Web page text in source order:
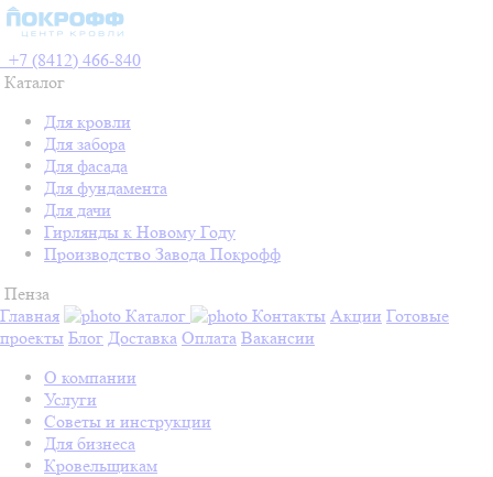
+7 (8412) 466-840
Каталог
Для кровли
Для забора
Для фасада
Для фундамента
Для дачи
Гирлянды к Новому Году
Производство Завода Покрофф
Пенза
Главная
Каталог Контакты Акции Готовые
проекты Блог Доставка Оплата Вакансии
О компании
Услуги
Советы и инструкции
Для бизнеса
Кровельщикам